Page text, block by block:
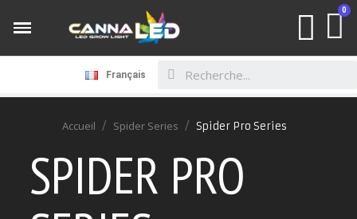
Français
Accueil Spider Series Spider Pro Series
SPIDER PRO